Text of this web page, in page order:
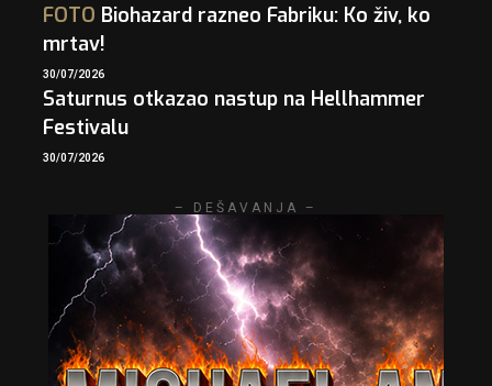
FOTO Biohazard razneo Fabriku: Ko živ, ko
mrtav!
30/07/2026
Saturnus otkazao nastup na Hellhammer
Festivalu
30/07/2026
– DEŠAVANJA –